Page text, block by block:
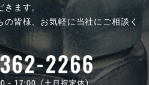
ます。
皆様、お気軽に当社にご相談く